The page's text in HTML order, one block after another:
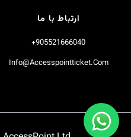
ارتباط با ما
905521666040+
Info@accesspointticket.com